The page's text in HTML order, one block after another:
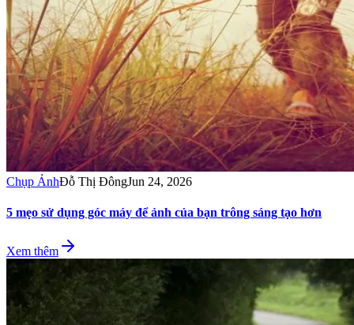
Chụp ẢnhĐỗ Thị ĐôngJun 24, 2026
5 mẹo sử dụng góc máy để ảnh của bạn trông sáng tạo hơn
Xem thêm